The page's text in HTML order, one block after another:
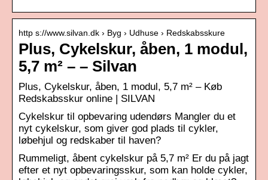
http s://www.silvan.dk › Byg › Udhuse › Redskabsskure
Plus, Cykelskur, åben, 1 modul,
5,7 m² – – Silvan
Plus, Cykelskur, åben, 1 modul, 5,7 m² – Køb
Redskabsskur online | SILVAN
Cykelskur til opbevaring udendørs Mangler du et
nyt cykelskur, som giver god plads til cykler,
løbehjul og redskaber til haven?
Rummeligt, åbent cykelskur på 5,7 m² Er du på jagt
efter et nyt opbevaringsskur, som kan holde cykler,